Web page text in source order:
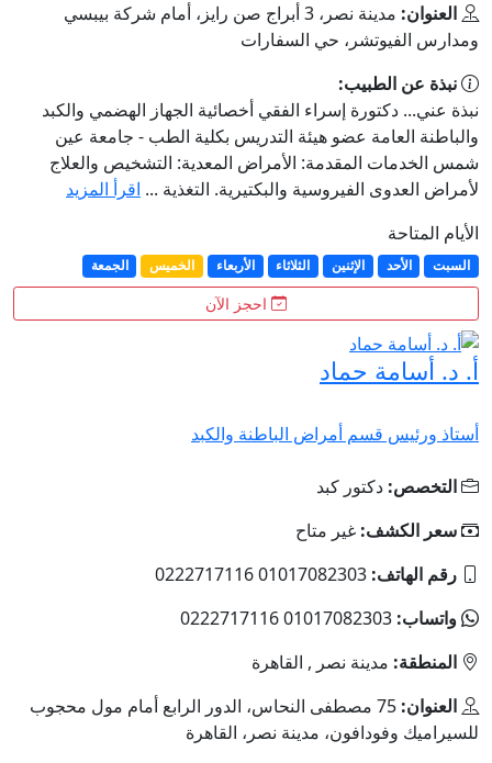
العنوان:
مدينة نصر، 3 أبراج صن رايز، أمام شركة بيبسي
ومدارس الفيوتشر، حي السفارات
نبذة عن الطبيب:
نبذة عني... دكتورة إسراء الفقي أخصائية الجهاز الهضمي والكبد
والباطنة العامة عضو هيئة التدريس بكلية الطب - جامعة عين
شمس الخدمات المقدمة: الأمراض المعدية: التشخيص والعلاج
لأمراض العدوى الفيروسية والبكتيرية. التغذية ... اقرأ المزيد
الأيام المتاحة
السبت الأحد الإثنين الثلاثاء الأربعاء الخميس الجمعة
احجز الآن
أ. د. أسامة حماد
أستاذ ورئيس قسم أمراض الباطنة والكبد
التخصص: دكتور كبد
سعر الكشف: غير متاح
رقم الهاتف: 01017082303 0222717116
واتساب: 01017082303 0222717116
المنطقة: مدينة نصر , القاهرة
العنوان:
75 مصطفى النحاس، الدور الرابع أمام مول محجوب
للسيراميك وفودافون، مدينة نصر، القاهرة